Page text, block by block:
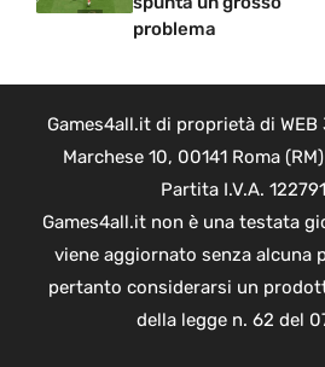
problema
Games4all.it di proprietà di WEB
Marchese 10, 00141 Roma
Partita I.V.A.
Games4all.it non è una testata
viene aggiornato senza alcuna
pertanto considerarsi un
della legge n. 62 del